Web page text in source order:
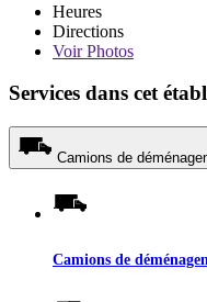
Heures
Directions
VoirPhotos
Services dans cet
Camions de
Camions de